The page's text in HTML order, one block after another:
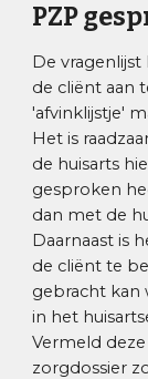
PZP ges
Devragenlijst
de cliënt aan
'afvinklijstje'
Het is
de huisarts
gesproken
dan met de
Daarnaast is
de cliënt te
gebracht kan
in het
Vermeld
zorgdossier